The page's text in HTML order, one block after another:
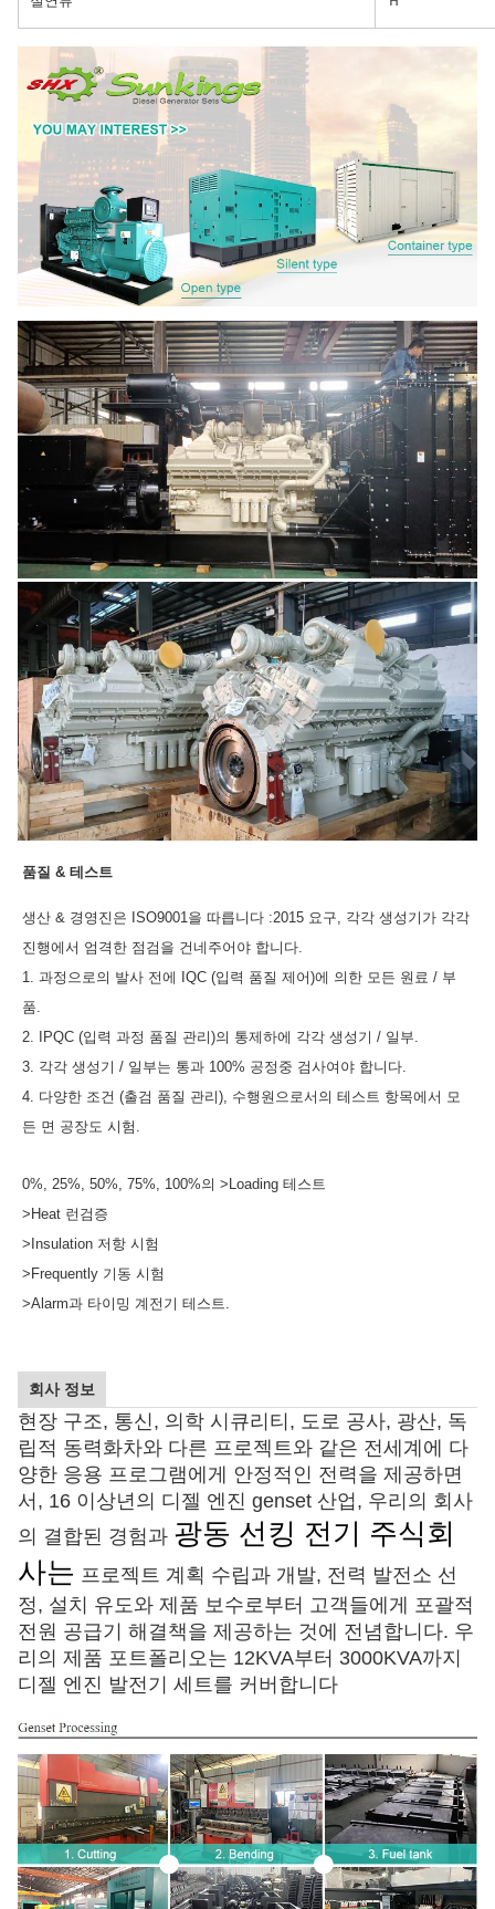
품질 & 테스트
생산 & 경영진은 ISO9001을 따릅니다 :2015 요구, 각각 생성기가 각각
진행에서 엄격한 점검을 건네주어야 합니다.
1. 과정으로의 발사 전에 IQC (입력 품질 제어)에 의한 모든 원료 / 부
품.
2. IPQC (입력 과정 품질 관리)의 통제하에 각각 생성기 / 일부.
3. 각각 생성기 / 일부는 통과 100% 공정중 검사여야 합니다.
4. 다양한 조건 (출검 품질 관리), 수행원으로서의 테스트 항목에서 모
든 면 공장도 시험.
0%, 25%, 50%, 75%, 100%의 >Loading 테스트
>Heat 런검증
>Insulation 저항 시험
>Frequently 기동 시험
>Alarm과 타이밍 계전기 테스트.
회사 정보
현장 구조, 통신, 의학 시큐리티, 도로 공사, 광산, 독
립적 동력화차와 다른 프로젝트와 같은 전세계에 다
양한 응용 프로그램에게 안정적인 전력을 제공하면
서, 16 이상년의 디젤 엔진 genset 산업, 우리의 회사
의 결합된 경험과 광동 선킹 전기 주식회
사는 프로젝트 계획 수립과 개발, 전력 발전소 선
정, 설치 유도와 제품 보수로부터 고객들에게 포괄적
전원 공급기 해결책을 제공하는 것에 전념합니다. 우
리의 제품 포트폴리오는 12KVA부터 3000KVA까지
디젤 엔진 발전기 세트를 커버합니다